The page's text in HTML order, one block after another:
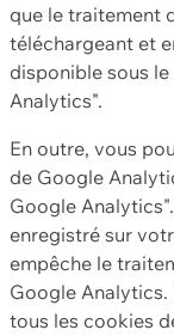
que le traitement
téléchargeant et
disponible sous
Analytics".
En outre, vous
de Google
Google
enregistré sur
empêche le
Google Analytics.
tous les cookies